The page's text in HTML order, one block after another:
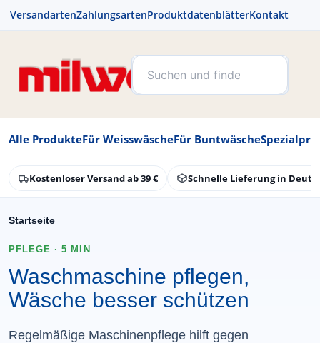
VersandartenZahlungsartenProduktdatenblätterKontakt
Alle ProdukteFür WeisswäscheFür Buntwäsche
Kostenloser Versand ab 39 € Schnelle Lieferung in
Startseite
PFLEGE · 5 MIN
Waschmaschine pflegen,
Wäsche besser schützen
Regelmäßige Maschinenpflege hilft gegen